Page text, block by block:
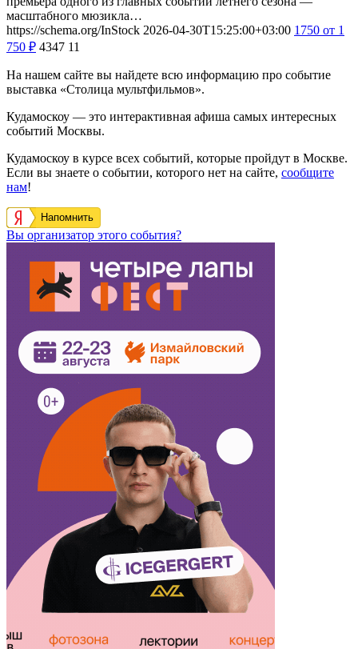
масштабного мюзикла…
https://schema.org/InStock 2026-04-30T15:25:00+03:00 1750 от 1
750 ₽ 4347 11
На нашем сайте вы найдете всю информацию про событие
выставка «Столица мультфильмов».
Кудамоскоу — это интерактивная афиша самых интересных
событий Москвы.
Кудамоскоу в курсе всех событий, которые пройдут в Москве.
Если вы знаете о событии, которого нет на сайте, сообщите
нам!
Напомнить
Вы организатор этого события?